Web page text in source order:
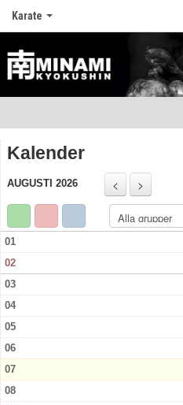
Karate
Att träna karate
Utrustning och skydd
Träningstider och läger
Att gradera
Huvudtränare
Artiklar
Kalender
AUGUSTI 2026
01
02
03
04
05
06
07
08